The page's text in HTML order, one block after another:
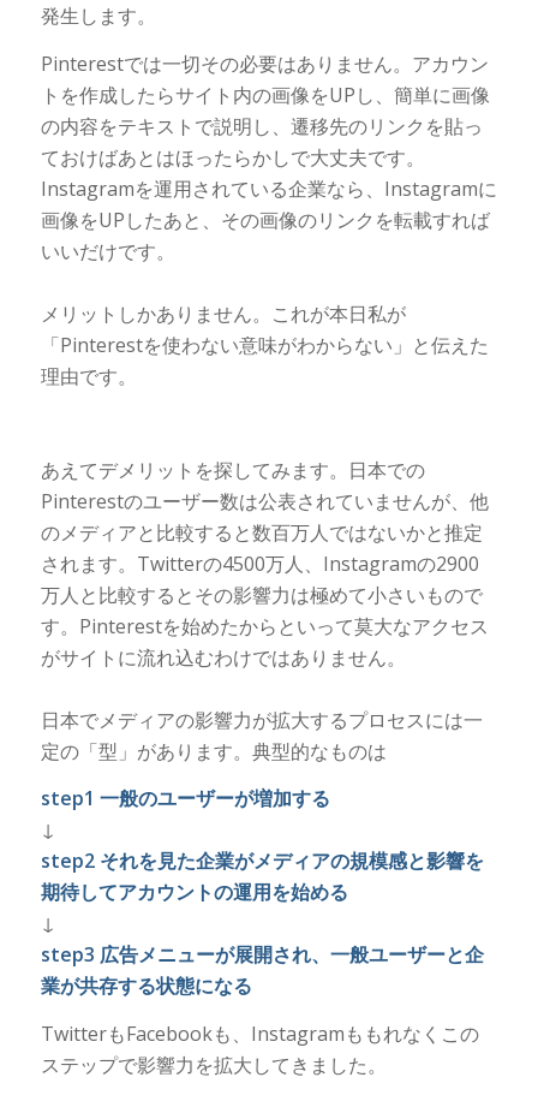
発生します。
Pinterestでは一切その必要はありません。アカウン
トを作成したらサイト内の画像をUPし、簡単に画像
の内容をテキストで説明し、遷移先のリンクを貼っ
ておけばあとはほったらかしで大丈夫です。
Instagramを運用されている企業なら、Instagramに
画像をUPしたあと、その画像のリンクを転載すれば
いいだけです。
メリットしかありません。これが本日私が
「Pinterestを使わない意味がわからない」と伝えた
理由です。
あえてデメリットを探してみます。日本での
Pinterestのユーザー数は公表されていませんが、他
のメディアと比較すると数百万人ではないかと推定
されます。Twitterの4500万人、Instagramの2900
万人と比較するとその影響力は極めて小さいもので
す。Pinterestを始めたからといって莫大なアクセス
がサイトに流れ込むわけではありません。
日本でメディアの影響力が拡大するプロセスには一
定の「型」があります。典型的なものは
step1 一般のユーザーが増加する
↓
step2 それを見た企業がメディアの規模感と影響を
期待してアカウントの運用を始める
↓
step3 広告メニューが展開され、一般ユーザーと企
業が共存する状態になる
TwitterもFacebookも、Instagramももれなくこの
ステップで影響力を拡大してきました。